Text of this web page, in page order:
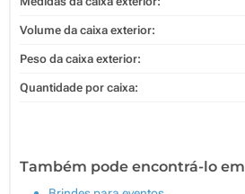
Volume da caixa exterior:
Peso da caixa exterior:
Quantidade por caixa:
Também pode encontrá-lo em